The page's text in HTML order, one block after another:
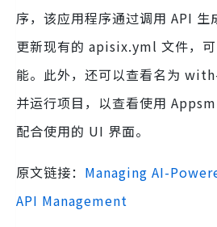
序，该应用程序通过调用 API 生
更新现有的 apisix.yml 文件，
能。此外，还可以查看名为
并运行项目，以查看使用
配合使用的 UI 界面。
原文链接： Managing AI-
API Management